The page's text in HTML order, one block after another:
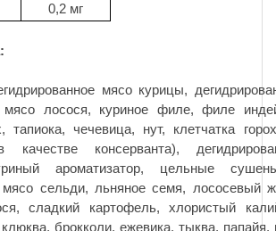
0,2 мг
мясо курицы,
мясо лосося, куриное филе, филе
тапиока, чечевица, нут, клетчатка
качестве консерванта),
ароматизатор, цельные
мясо сельди, льняное семя, лососевый
сладкий картофель, хлористый
брокколи, ежевика, тыква, папайя,